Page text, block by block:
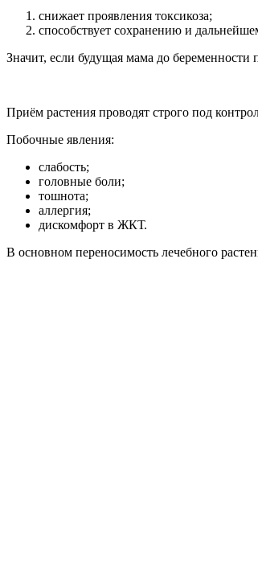
снижает проявления токсикоза;
способствует сохранению и
Значит, если будущая мама до беременности
Приём растения проводят строго под
Побочные явления:
слабость;
головные боли;
тошнота;
аллергия;
дискомфорт в ЖКТ.
В основном переносимость лечебного